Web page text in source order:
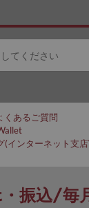
くあるご質問
(インターネット支
振込/毎